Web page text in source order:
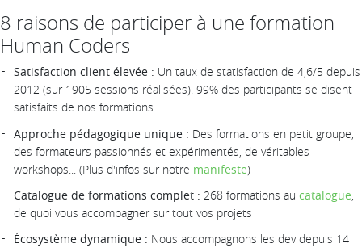
8 raisons de participer à une formation
Human Coders
Satisfaction client élevée : Un taux de statisfaction de 4,6/5 depuis
2012 (sur 1905 sessions réalisées). 99% des participants se disent
satisfaits de nos formations
Approche pédagogique unique : Des formations en petit groupe,
des formateurs passionnés et expérimentés, de véritables
workshops... (Plus d'infos sur notre manifeste)
Catalogue de formations complet : 268 formations au catalogue,
de quoi vous accompagner sur tout vos projets
Écosystème dynamique : Nous accompagnons les dev depuis 14